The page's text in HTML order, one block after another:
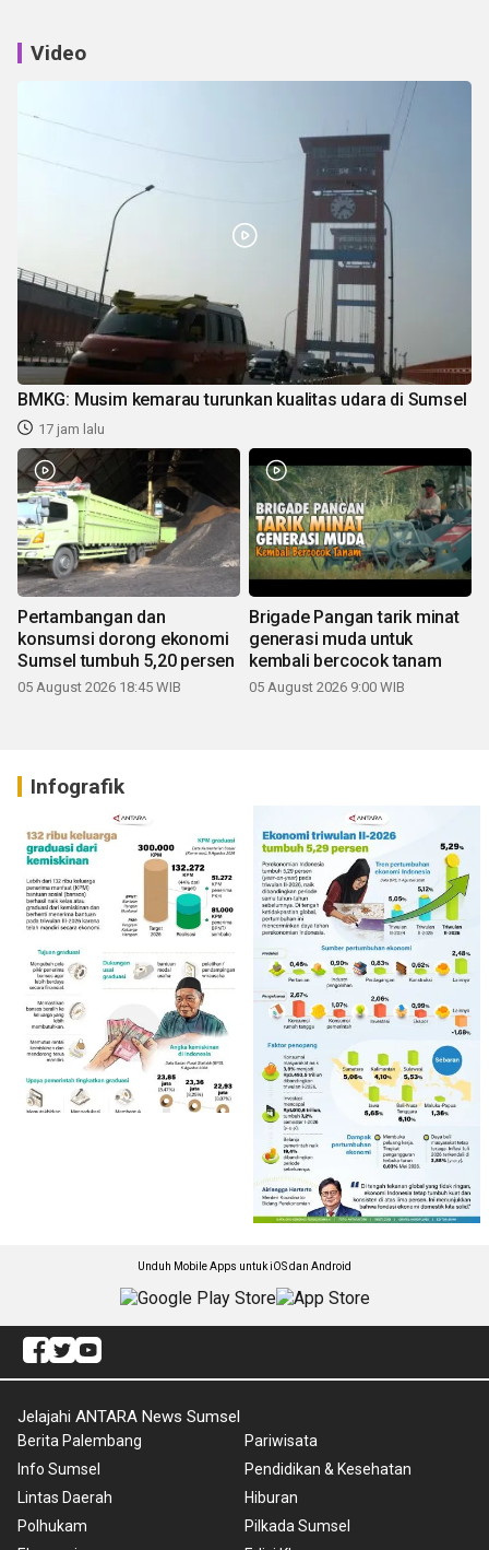
Video
BMKG: Musim kemarau turunkan kualitas udara di Sumsel
17 jam lalu
Pertambangan dan
konsumsi dorong ekonomi
Sumsel tumbuh 5,20 persen
05 August 2026 18:45 WIB
Brigade Pangan tarik minat
generasi muda untuk
kembali bercocok tanam
05 August 2026 9:00 WIB
Infografik
Unduh Mobile Apps untuk iOS dan Android
Jelajahi ANTARA News Sumsel
Berita Palembang
Info Sumsel
Lintas Daerah
Polhukam
Pariwisata
Pendidikan & Kesehatan
Hiburan
Pilkada Sumsel